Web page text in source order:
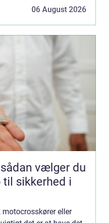
afgørende at have
06 August 2026
sikkerhed i
motocrosskører eller